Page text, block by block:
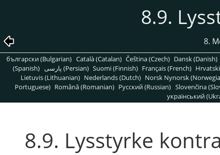
8.9.
8.
български (Bulgarian) Català (Catalan) Čeština (Czech) Dansk (Danish)
(Spanish)
پارسی (Persian) Suomi (Finnish) Français (French)
Lietuvis (Lithuanian) Nederlands (Dutch) Norsk Nynorsk
Portuguese) Română (Romanian) Pусский (Russian) Slovenčina
український
8.9. Lysstyrke